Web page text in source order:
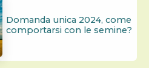
Domanda unica 2024, come
comportarsi con le semine?